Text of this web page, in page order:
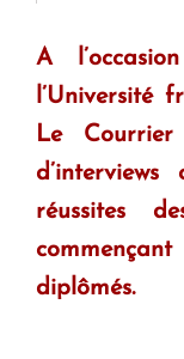
Le premier
ouvrira ses
A
l’Université
Le
réussites
diplômés.